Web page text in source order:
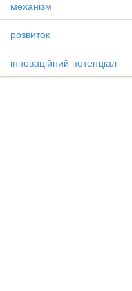
механізм
розвиток
інноваційний потенціал